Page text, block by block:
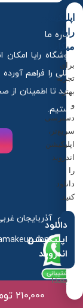
210,000 تومان
درباره ما
فروشگاه رایا
المللی را فراهم
خرید تا اطمینان
هستیم.
آذربایجان
تمامی حقوق مادی و معنوی این
اپلیکیشن
رایا
میکاپ
برای
تجربه
بهتر
و
دسترسی
سریع‌تر،
اپلیکیشن
اندروید
را
دانلود
کنید.
دانلود
اپلیکیشن
اندروید
بعدا